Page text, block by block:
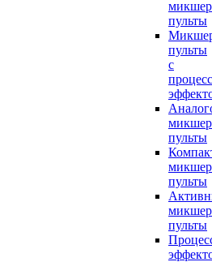
пульты
пульты
с
пульты
пульты
пульты